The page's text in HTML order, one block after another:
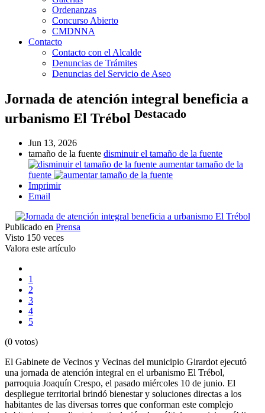
Ordenanzas
Concurso Abierto
CMDNNA
Contacto
Contacto con el Alcalde
Denuncias de Trámites
Denuncias del Servicio de Aseo
Jornada de atención integral beneficia a
urbanismo El Trébol Destacado
Jun 13, 2026
tamaño de la fuente disminuir el tamaño de la fuente
aumentar tamaño de la
fuente
Imprimir
Email
Publicado en Prensa
Visto 150 veces
Valora este artículo
1
2
3
4
5
(0 votos)
El Gabinete de Vecinos y Vecinas del municipio Girardot ejecutó
una jornada de atención integral en el urbanismo El Trébol,
parroquia Joaquín Crespo, el pasado miércoles 10 de junio. El
despliegue territorial brindó bienestar y soluciones directas a los
habitantes de las diversas torres que conforman este complejo